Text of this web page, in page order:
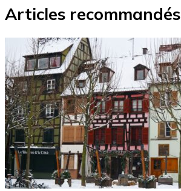
Articles recommandés